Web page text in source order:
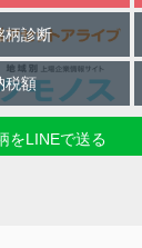
柄診断
税額
をLINEで送る